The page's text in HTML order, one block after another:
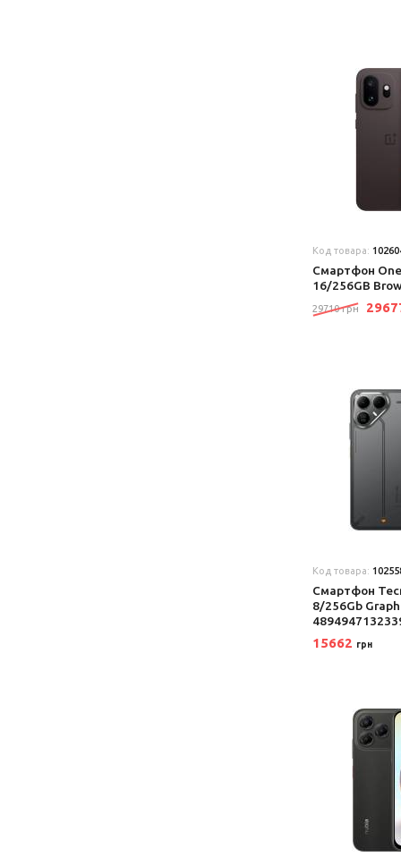
Код товара:
Смартфон
16/256GB
29710 грн
Код товара:
Смартфон
8/256Gb
15662 грн